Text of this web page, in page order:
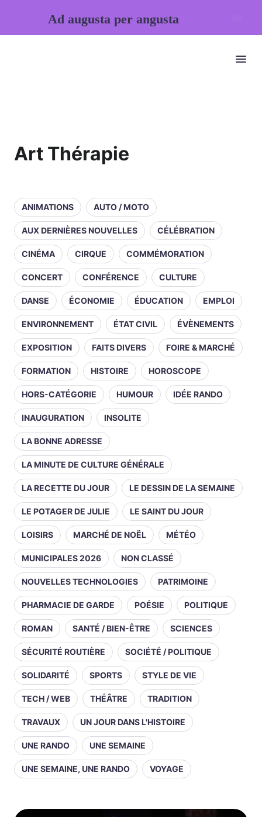
Art Thérapie
ANIMATIONS AUTO / MOTO
AUX DERNIÈRES NOUVELLES CÉLÉBRATION
CINÉMA CIRQUE COMMÉMORATION
CONCERT CONFÉRENCE CULTURE
DANSE ÉCONOMIE ÉDUCATION EMPLOI
ENVIRONNEMENT ÉTAT CIVIL ÉVÈNEMENTS
EXPOSITION FAITS DIVERS FOIRE & MARCHÉ
FORMATION HISTOIRE HOROSCOPE
HORS-CATÉGORIE HUMOUR IDÉE RANDO
INAUGURATION INSOLITE
LA BONNE ADRESSE
LA MINUTE DE CULTURE GÉNÉRALE
LA RECETTE DU JOUR LE DESSIN DE LA SEMAINE
LE POTAGER DE JULIE LE SAINT DU JOUR
LOISIRS MARCHÉ DE NOËL MÉTÉO
MUNICIPALES 2026 NON CLASSÉ
NOUVELLES TECHNOLOGIES PATRIMOINE
PHARMACIE DE GARDE POÉSIE POLITIQUE
ROMAN SANTÉ / BIEN-ÊTRE SCIENCES
SÉCURITÉ ROUTIÈRE SOCIÉTÉ / POLITIQUE
SOLIDARITÉ SPORTS STYLE DE VIE
TECH / WEB THÉÂTRE TRADITION
TRAVAUX UN JOUR DANS L'HISTOIRE
UNE RANDO UNE SEMAINE
UNE SEMAINE, UNE RANDO VOYAGE
Ad augusta per angusta